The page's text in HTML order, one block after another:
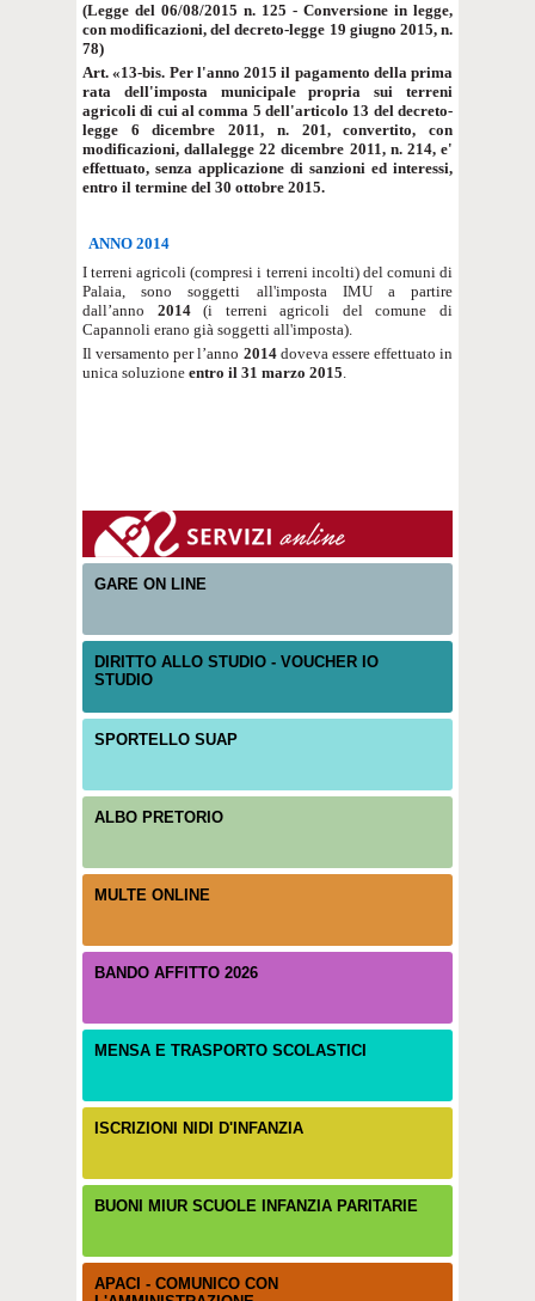
(Legge del 06/08/2015 n. 125 - Conversione in legge,
con modificazioni, del decreto-legge 19 giugno 2015, n.
78)
Art. «13-bis. Per l'anno 2015 il pagamento della prima
rata dell'imposta municipale propria sui terreni
agricoli di cui al comma 5 dell'articolo 13 del decreto-
legge 6 dicembre 2011, n. 201, convertito, con
modificazioni, dallalegge 22 dicembre 2011, n. 214, e'
effettuato, senza applicazione di sanzioni ed interessi,
entro il termine del 30 ottobre 2015.
ANNO 2014
I terreni agricoli (compresi i terreni incolti) del comuni di
Palaia, sono soggetti all'imposta IMU a partire
dall’anno 2014(i terreni agricoli del comune di
Capannoli erano già soggetti all'imposta).
Il versamento per l’anno 2014 doveva essere effettuato in
unica soluzione entro il 31 marzo 2015.
GARE ON LINE
DIRITTO ALLO STUDIO - VOUCHER IO
STUDIO
SPORTELLO SUAP
ALBO PRETORIO
MULTE ONLINE
BANDO AFFITTO 2026
MENSA E TRASPORTO SCOLASTICI
ISCRIZIONI NIDI D'INFANZIA
BUONI MIUR SCUOLE INFANZIA PARITARIE
APACI - COMUNICO CON